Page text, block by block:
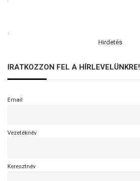
Hirdetés
IRATKOZZON FEL A HÍRLEVELÜNKRE!
Email
Vezetéknév
Keresztnév